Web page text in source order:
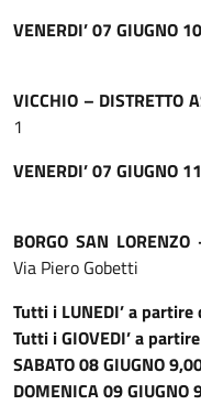
VENERDI’ 07 GIUGNO
VICCHIO – DISTRETTO
1
VENERDI’ 07 GIUGNO
BORGO SAN
Via Piero Gobetti
Tutti i LUNEDI’ a
Tutti i GIOVEDI’ a
SABATO 08 GIUGNO
DOMENICA 09